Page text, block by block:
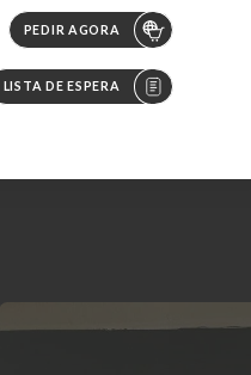
PEDIR AGORA
LISTA DE ESPERA